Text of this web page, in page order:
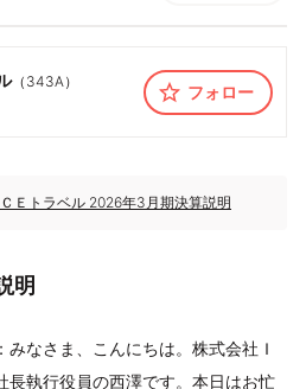
（ 343A）
フォロー
Ｅトラベル 2026年3月期決算説明
明
：みなさま、こんにちは。株式会社Ｉ
長執行役員の西澤です。本日はお忙